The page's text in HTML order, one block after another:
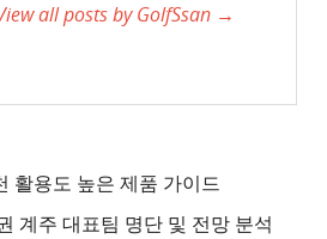
all posts by GolfSsan →
활용도 높은 제품 가이드
계주 대표팀 명단 및 전망 분석